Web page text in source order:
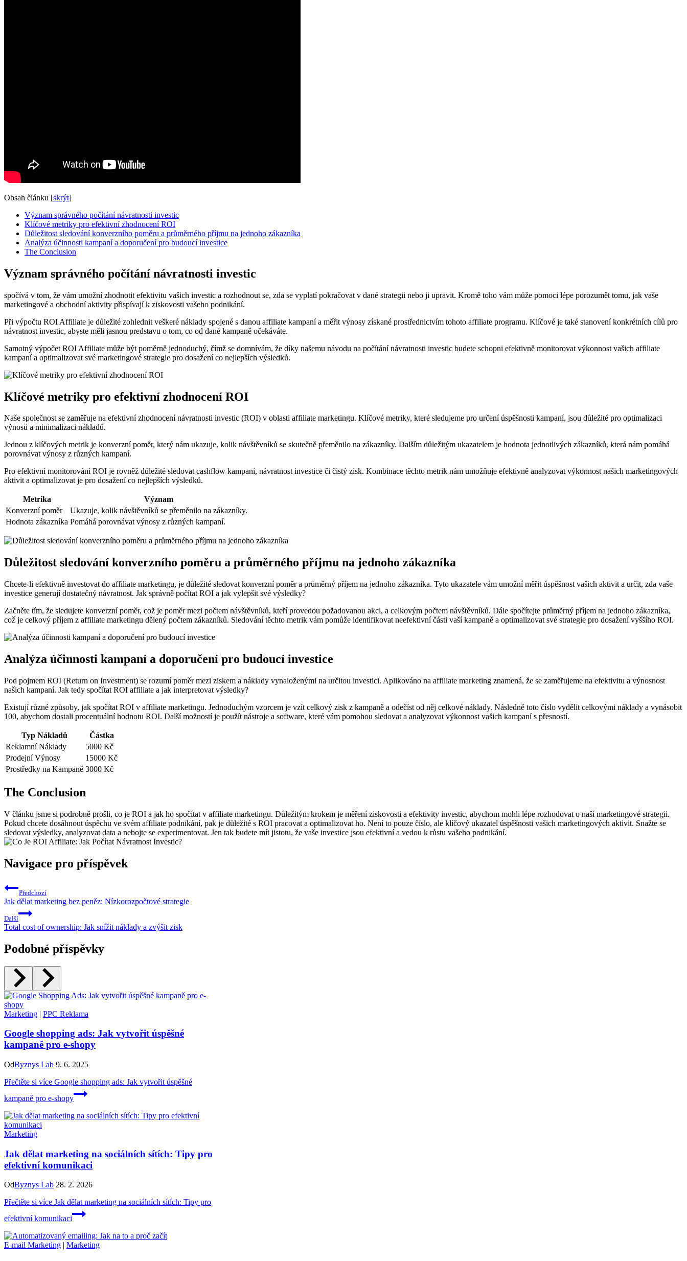
Obsah článku [skrýt]
Význam správného počítání návratnosti investic
Klíčové metriky pro efektivní zhodnocení ROI
Důležitost sledování konverzního poměru a průměrného příjmu na jednoho zákazníka
Analýza účinnosti kampaní a doporučení pro budoucí investice
The Conclusion
Význam správného počítání návratnosti investic
spočívá v tom, že vám umožní zhodnotit efektivitu vašich investic a rozhodnout se, zda se vyplatí pokračovat v dané strategii nebo ji upravit. Kromě toho vám může pomoci lépe porozumět tomu, jak vaše
marketingové a obchodní aktivity přispívají k ziskovosti vašeho podnikání.
Při výpočtu ROI Affiliate je důležité zohlednit veškeré náklady spojené s danou affiliate kampaní a měřit výnosy získané prostřednictvím tohoto affiliate programu. Klíčové je také stanovení konkrétních cílů pro
návratnost investic, abyste měli jasnou predstavu o tom, co od dané kampaně očekáváte.
Samotný výpočet ROI Affiliate může být poměrně jednoduchý, čímž se domnívám, že díky našemu návodu na počítání návratnosti investic budete schopni efektivně monitorovat výkonnost vašich affiliate
kampaní a optimalizovat své marketingové strategie pro dosažení co nejlepších výsledků.
Klíčové metriky pro efektivní zhodnocení ROI
Naše společnost se zaměřuje na efektivní zhodnocení návratnosti investic (ROI) v oblasti affiliate marketingu. Klíčové metriky, které sledujeme pro určení úspěšnosti kampaní, jsou důležité pro optimalizaci
výnosů a minimalizaci nákladů.
Jednou z klíčových metrik je konverzní poměr, který nám ukazuje, kolik návštěvníků se skutečně přeměnilo na zákazníky. Dalším důležitým ukazatelem je hodnota jednotlivých zákazníků, která nám pomáhá
porovnávat výnosy z různých kampaní.
Pro efektivní monitorování ROI je rovněž důležité sledovat cashflow kampaní, návratnost investice či čistý zisk. Kombinace těchto metrik nám umožňuje efektivně analyzovat výkonnost našich marketingových
aktivit a optimalizovat je pro dosažení co nejlepších výsledků.
Metrika
Význam
Konverzní poměr
Ukazuje, kolik návštěvníků se přeměnilo na zákazníky.
Hodnota zákazníka Pomáhá porovnávat výnosy z různých kampaní.
Důležitost sledování konverzního poměru a průměrného příjmu na jednoho zákazníka
Chcete-li efektivně investovat do affiliate marketingu, je důležité sledovat konverzní poměr a průměrný příjem na jednoho zákazníka. Tyto ukazatele vám umožní měřit úspěšnost vašich aktivit a určit, zda vaše
investice generují dostatečný návratnost. Jak správně počítat ROI a jak vylepšit své výsledky?
Začněte tím, že sledujete konverzní poměr, což je poměr mezi počtem návštěvníků, kteří provedou požadovanou akci, a celkovým počtem návštěvníků. Dále spočítejte průměrný příjem na jednoho zákazníka,
což je celkový příjem z affiliate marketingu dělený počtem zákazníků. Sledování těchto metrik vám pomůže identifikovat neefektivní části vaší kampaně a optimalizovat své strategie pro dosažení vyššího ROI.
Analýza účinnosti kampaní a doporučení pro budoucí investice
Pod pojmem ROI (Return on Investment) se rozumí poměr mezi ziskem a náklady vynaloženými na určitou investici. Aplikováno na affiliate marketing znamená, že se zaměřujeme na efektivitu a výnosnost
našich kampaní. Jak tedy spočítat ROI affiliate a jak interpretovat výsledky?
Existují různé způsoby, jak spočítat ROI v affiliate marketingu. Jednoduchým vzorcem je vzít celkový zisk z kampaně a odečíst od něj celkové náklady. Následně toto číslo vydělit celkovými náklady a vynásobit
100, abychom dostali procentuální hodnotu ROI. Další možností je použít nástroje a software, které vám pomohou sledovat a analyzovat výkonnost vašich kampaní s přesností.
Typ Nákladů
Částka
Reklamní Náklady
5000 Kč
Prodejní Výnosy
15000 Kč
Prostředky na Kampaně 3000 Kč
The Conclusion
V článku jsme si podrobně prošli, co je ROI a jak ho spočítat v affiliate marketingu. Důležitým krokem je měření ziskovosti a efektivity investic, abychom mohli lépe rozhodovat o naší marketingové strategii.
Pokud chcete dosáhnout úspěchu ve svém affiliate podnikání, pak je důležité s ROI pracovat a optimalizovat ho. Není to pouze číslo, ale klíčový ukazatel úspěšnosti vašich marketingových aktivit. Snažte se
sledovat výsledky, analyzovat data a nebojte se experimentovat. Jen tak budete mít jistotu, že vaše investice jsou efektivní a vedou k růstu vašeho podnikání.
Navigace pro příspěvek
Předchozí
Jak dělat marketing bez peněz: Nízkorozpočtové strategie
Další
Total cost of ownership: Jak snížit náklady a zvýšit zisk
Podobné příspěvky
Marketing | PPC Reklama
Google shopping ads: Jak vytvořit úspěšné
kampaně pro e-shopy
OdByznys Lab 9. 6. 2025
Přečtěte si více Google shopping ads: Jak vytvořit úspěšné
kampaně pro e-shopy
Marketing
Jak dělat marketing na sociálních sítích: Tipy pro
efektivní komunikaci
OdByznys Lab 28. 2. 2026
Přečtěte si více Jak dělat marketing na sociálních sítích: Tipy pro
efektivní komunikaci
E-mail Marketing | Marketing